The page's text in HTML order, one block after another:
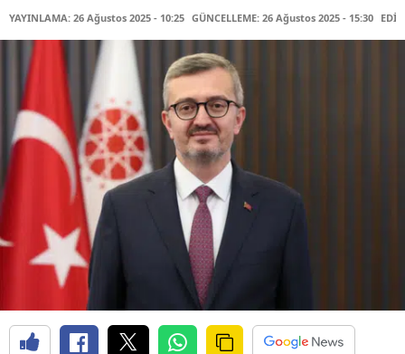
YAYINLAMA: 26 Ağustos 2025 - 10:25 GÜNCELLEME: 26 Ağustos 2025 - 15:30